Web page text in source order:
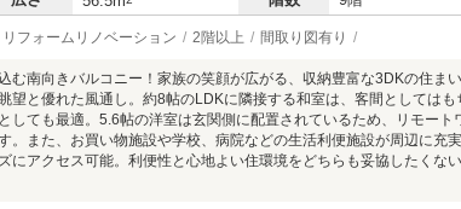
リフォームリノベーション 2階以上 間取り図有り
む南向きバルコニー！家族の笑顔が広がる、収納豊富な3DKの住ま
望と優れた風通し。約8帖のLDKに隣接する和室は、客間としては
しても最適。5.6帖の洋室は玄関側に配置されているため、リモート
。また、お買い物施設や学校、病院などの生活利便施設が周辺に充
にアクセス可能。利便性と心地よい住環境をどちらも妥協したくな